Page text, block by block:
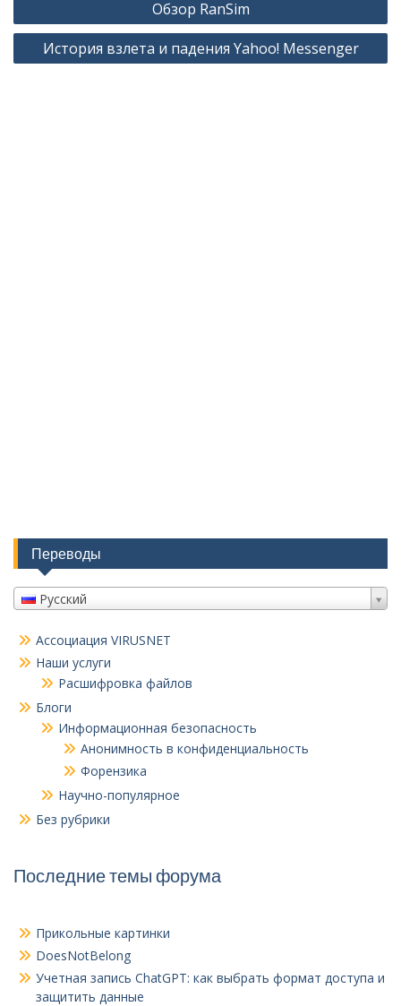
по
записям
Обзор RanSim
История взлета и падения Yahoo! Messenger
Переводы
Русский
Ассоциация VIRUSNET
Наши услуги
Расшифровка файлов
Блоги
Информационная безопасность
Анонимность в конфиденциальность
Форензика
Научно-популярное
Без рубрики
Последние темы форума
Прикольные картинки
DoesNotBelong
Учетная запись ChatGPT: как выбрать формат доступа и
защитить данные